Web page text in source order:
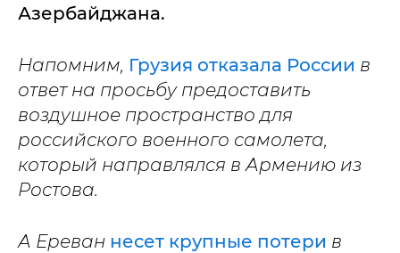
Азербайджана.
Напомним, Грузия отказала России в
ответ на просьбу предоставить
воздушное пространство для
российского военного самолета,
который направлялся в Армению из
Ростова.
А Ереван несет крупные потери в